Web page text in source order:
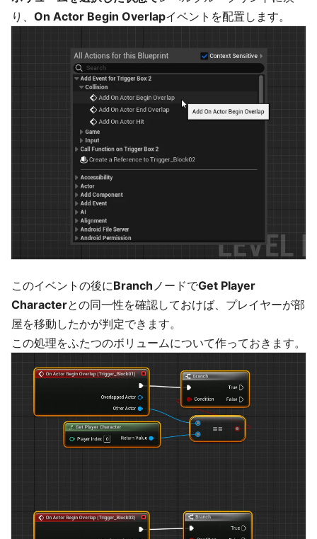
り、 On Actor Begin Overlapイベントを配置します。
このイベントの後にBranch ノードでGet Player
Characterとの同一性を確認しておけば、プレイヤーが部
屋を移動したかが判定できます。
この処理をふたつのボリュームについて作っておきます。